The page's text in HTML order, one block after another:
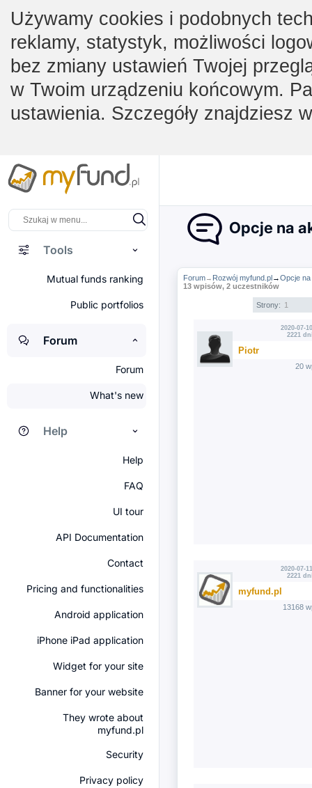
Używamy cookies i podobnych
reklamy, statystyk, możliwości
bez zmiany ustawień Twojej
w Twoim urządzeniu końcowym.
ustawienia. Szczegóły znajdziesz
Tools
Mutual funds ranking
Public portfolios
Forum
Forum
What's new
Help
Help
FAQ
UI tour
API Documentation
Contact
Pricing and functionalities
Android application
iPhone iPad application
Widget for your site
Banner for your website
They wrote about
myfund.pl
Security
Privacy policy
Opcje na
Forum→ Rozwój myfund.pl→Opcje
13 wpisów, 2 uczestników
Strony: 1
2020-07-
2221
Piotr
20
2020-07-
2221
myfund.pl
13168